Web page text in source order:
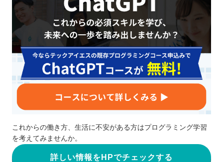
これからの働き方、生活に不安がある方はプログラミング学習
を考えてみませんか。
詳しい情報をHPでチェックする